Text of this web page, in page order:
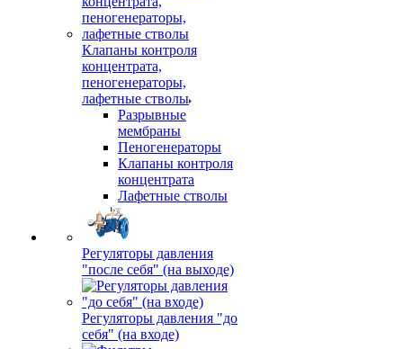
Клапаны контроля
концентрата,
пеногенераторы,
лафетные стволы
Разрывные
мембраны
Пеногенераторы
Клапаны контроля
концентрата
Лафетные стволы
Регуляторы давления
"после себя" (на выходе)
Регуляторы давления "до
себя" (на входе)